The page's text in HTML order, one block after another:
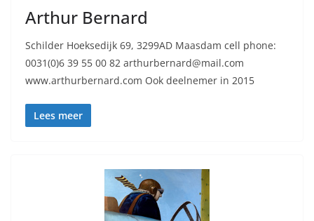
Arthur Bernard
Schilder Hoeksedijk 69, 3299AD Maasdam cell phone:
0031(0)6 39 55 00 82 arthurbernard@mail.com
www.arthurbernard.com Ook deelnemer in 2015
Lees meer